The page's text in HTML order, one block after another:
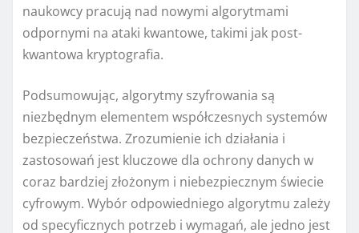
naukowcy pracują nad nowymi algorytmami
odpornymi na ataki kwantowe, takimi jak post-
kwantowa kryptografia.
Podsumowując, algorytmy szyfrowania są
niezbędnym elementem współczesnych systemów
bezpieczeństwa. Zrozumienie ich działania i
zastosowań jest kluczowe dla ochrony danych w
coraz bardziej złożonym i niebezpiecznym świecie
cyfrowym. Wybór odpowiedniego algorytmu zależy
od specyficznych potrzeb i wymagań, ale jedno jest